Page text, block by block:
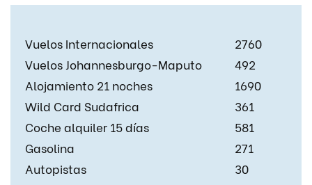
Vuelos Internacionales
2760
Vuelos Johannesburgo-Maputo
492
Alojamiento 21 noches
1690
Wild Card Sudafrica
361
Coche alquiler 15 días
581
Gasolina
271
Autopistas
30